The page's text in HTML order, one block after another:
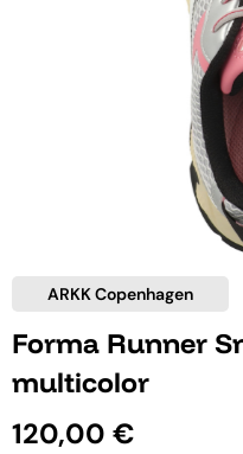
ARKK Copenhagen
Forma Runner
multicolor
120,00 €